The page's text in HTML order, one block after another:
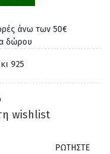
άνω των 50€
δώρου
925
wishlist
ΡΩΤΗΣΤΕ